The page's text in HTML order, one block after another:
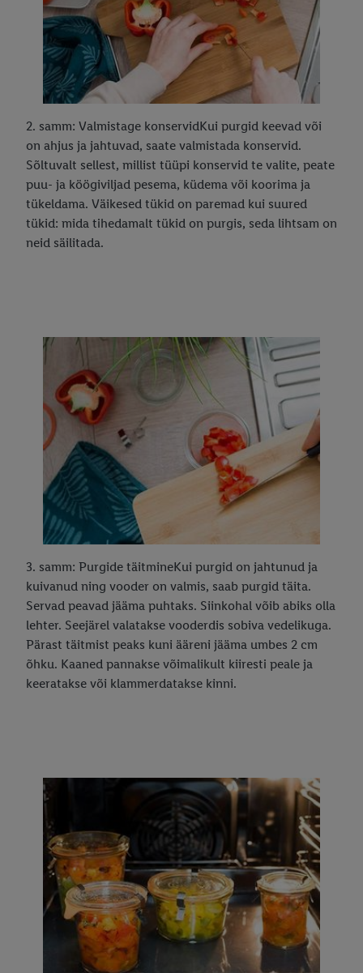
2. samm: Valmistage konservidKui purgid keevad või
on ahjus ja jahtuvad, saate valmistada konservid.
Sõltuvalt sellest, millist tüüpi konservid te valite, peate
puu- ja köögiviljad pesema, küdema või koorima ja
tükeldama. Väikesed tükid on paremad kui suured
tükid: mida tihedamalt tükid on purgis, seda lihtsam on
neid säilitada.
3. samm: Purgide täitmineKui purgid on jahtunud ja
kuivanud ning vooder on valmis, saab purgid täita.
Servad peavad jääma puhtaks. Siinkohal võib abiks olla
lehter. Seejärel valatakse vooderdis sobiva vedelikuga.
Pärast täitmist peaks kuni ääreni jääma umbes 2 cm
õhku. Kaaned pannakse võimalikult kiiresti peale ja
keeratakse või klammerdatakse kinni.